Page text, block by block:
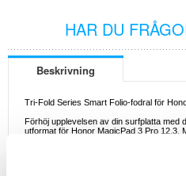
HAR DU
Beskrivning
Tri-Fold Series Smart Folio-fodral för
Förhöj upplevelsen av din surfplatta med
utformat för Honor MagicPad 3 Pro 12.3,
sömlöst och garanterar överlägset
deltar i lektioner eller bara njuter av att